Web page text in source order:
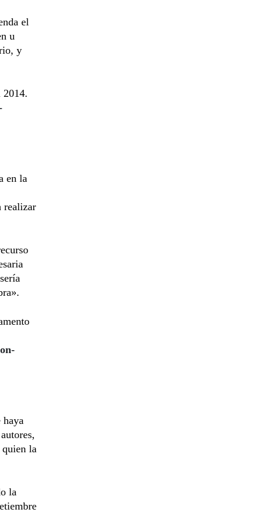
el
u
y
2014.
en la
realizar
quien la
la